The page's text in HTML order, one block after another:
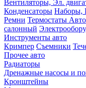
Вентиляторы, Эл.
Конденсаторы Наборы,
Ремни Термостаты Авто
салонный
Инструменты авто
Кримпер Съемники
Прочее авто
Радиаторы
Дренажные насосы и
Кронштейны